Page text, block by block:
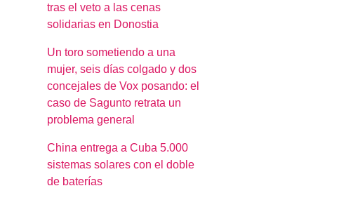
tras el veto a las cenas
solidarias en Donostia
Un toro sometiendo a una
mujer, seis días colgado y dos
concejales de Vox posando: el
caso de Sagunto retrata un
problema general
China entrega a Cuba 5.000
sistemas solares con el doble
de baterías